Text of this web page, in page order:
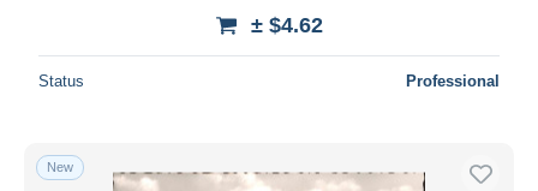
± $4.62
Status Professional
New